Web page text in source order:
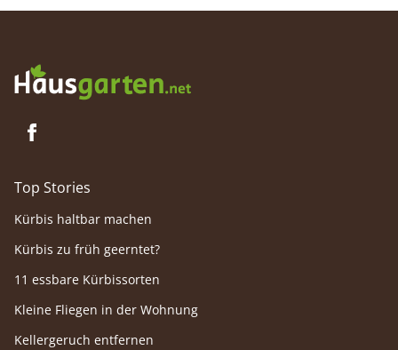
Top Stories
Kürbis haltbar machen
Kürbis zu früh geerntet?
11 essbare Kürbissorten
Kleine Fliegen in der Wohnung
Kellergeruch entfernen